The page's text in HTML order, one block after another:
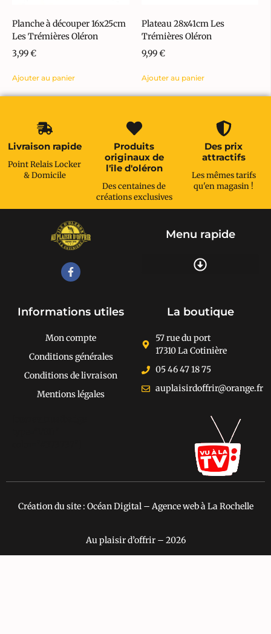
Planche à découper 16x25cm
Les Trémières Oléron
3,99€
Ajouter au panier
Plateau 28x41cm Les
Trémières Oléron
9,99€
Ajouter au panier
Livraison rapide
Point Relais Locker
& Domicile
Produits
originaux de
l'île d'oléron
Des centaines de
créations exclusives
Des prix
attractifs
Les mêmes tarifs
qu'en magasin !
Menu rapide
Informations utiles
Mon compte
Conditions générales
Conditions de livraison
Mentions légales
La boutique
57 rue du port
17310 La Cotinière
05 46 47 18 75
auplaisirdoffrir@orange.fr
Création du site : Océan Digital – Agence web à La Rochelle
Au plaisir d’offrir – 2026